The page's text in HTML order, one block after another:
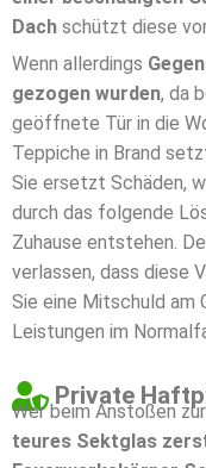
Dach schützt diese
Wenn allerdings
gezogen wurden, da
geöffnete Tür in die
Teppiche in Brand
Sie ersetzt Schäden,
durch das folgende
Zuhause entstehen.
verlassen, dass diese
Sie eine Mitschuld am
Leistungen im
Private
Wer beim Anstoßen
teures Sektglas